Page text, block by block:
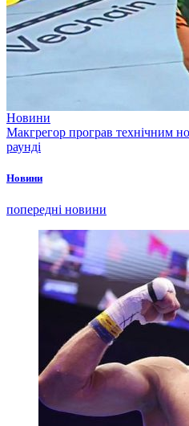
Новини
Макгрегор програв технічним
раунді
Новини
попередні новини